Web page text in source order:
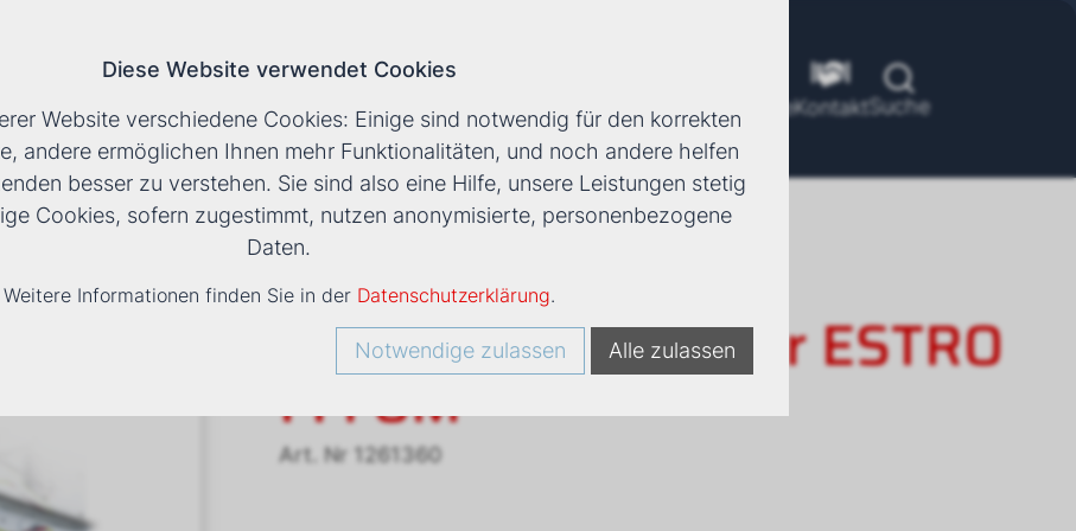
ToolsUnternehmen KarriereKontaktSuche
› VENTILATORKONVEKTOR ESTRO FFI 6M
Ventilatorkonvektor ESTRO
FFi 6M
Art. Nr 1261360
Diese Website verwendet Cookies
Website verschiedene Cookies: Einige sind notwendig für den korrekten
andere ermöglichen Ihnen mehr Funktionalitäten, und noch andere helfen
besser zu verstehen. Sie sind also eine Hilfe, unsere Leistungen stetig
Cookies, sofern zugestimmt, nutzen anonymisierte, personenbezogene
Daten.
Weitere Informationen finden Sie in der Datenschutzerklärung.
Notwendige zulassen Alle zulassen